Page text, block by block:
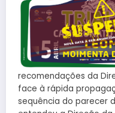
recomendações da
face à rápida
sequência do parecer